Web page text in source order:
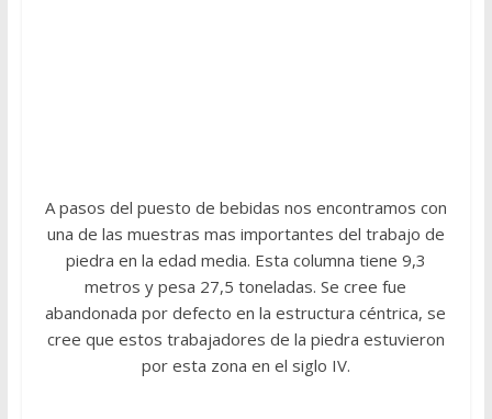
A pasos del puesto de bebidas nos encontramos con
una de las muestras mas importantes del trabajo de
piedra en la edad media. Esta columna tiene 9,3
metros y pesa 27,5 toneladas. Se cree fue
abandonada por defecto en la estructura céntrica, se
cree que estos trabajadores de la piedra estuvieron
por esta zona en el siglo IV.